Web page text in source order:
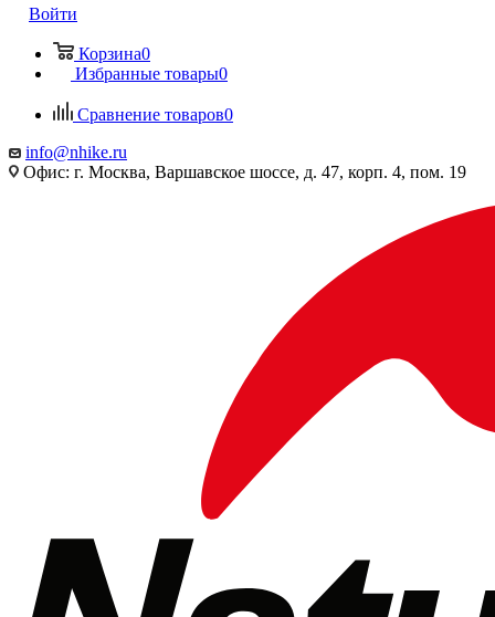
Войти
Корзина0
Избранные товары0
Сравнение товаров0
info@nhike.ru
Офис: г. Москва, Варшавское шоссе, д. 47, корп. 4, пом. 19